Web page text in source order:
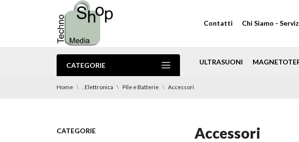
Contatti Chi Siamo -
CATEGORIE ULTRASUONI
Home . Elettronica Pile e Batterie Accessori
CATEGORIE Accessori